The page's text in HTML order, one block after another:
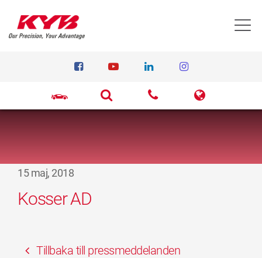
15 maj, 2018
Kosser AD
Tillbaka till pressmeddelanden